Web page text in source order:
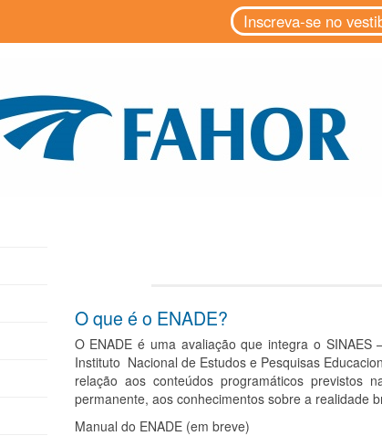
Inscreva-se no
O que é o ENADE?
O ENADE é uma avaliação que integra o
Instituto Nacional de Estudos e Pesquisas
relação aos conteúdos programáticos previstos
permanente, aos conhecimentos sobre a realidade
Manual do ENADE (em breve)